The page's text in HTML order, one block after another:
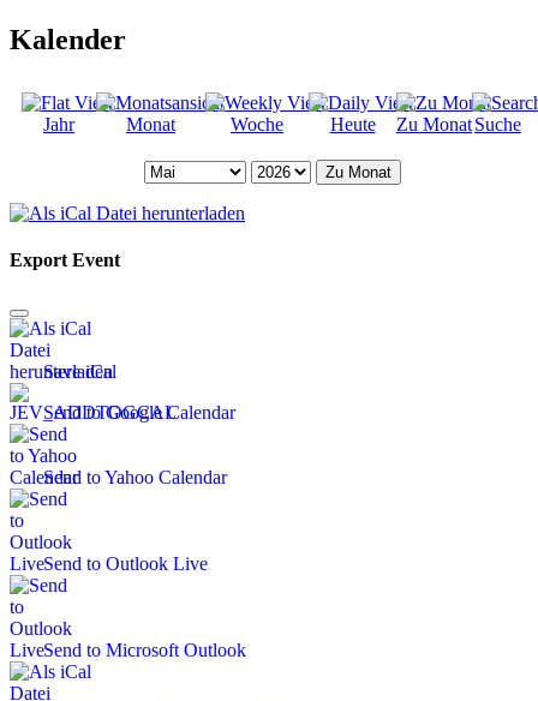
Kalender
Jahr Monat Woche Heute Zu MonatSuche
Zu Monat
Export Event
Save iCal
Send to Google Calendar
Send to Yahoo Calendar
Send to Outlook Live
Send to Microsoft Outlook